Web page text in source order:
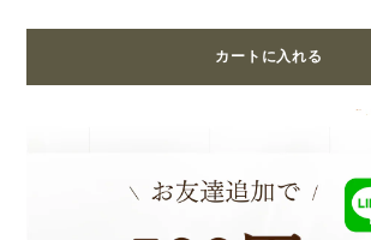
カートに入れる